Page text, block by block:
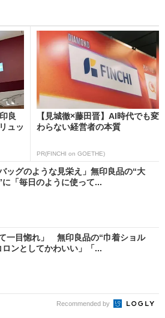
良
ュッ
【見城徹×藤田晋】AI時代でも変
わらない経営者の本質
PR(FINCHI on GOETHE)
ッグのような見栄え」無印良品の“大
に「毎日のように使って...
て一目惚れ」 無印良品の“巾着ショル
ロンとしてかわいい」「...
Recommended by